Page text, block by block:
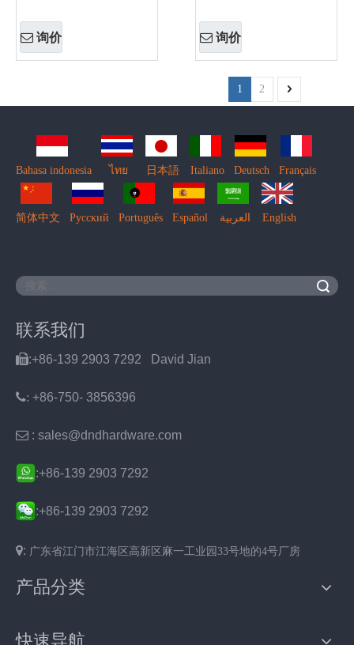
询价 询价
1 2
Bahasa indonesia ไทย 日本語 Italiano Deutsch Français
简体中文 Pусский Português Español العربية English
联系我们
:+86-139 2903 7292 David Jian
: +86-750- 3856396
 : sales@dndhardware.com
:+86-139 2903 7292
:+86-139 2903 7292
: 广东省江门市江海区 高新区麻一工业园33号地的4号厂房
产品分类
快速导航